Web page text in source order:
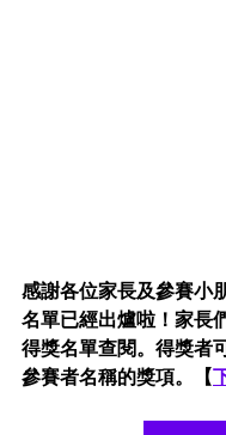
感謝各位家長及參賽小
名單已經出爐啦！家長
得獎名單查閱。得獎者
參賽者名稱的獎項。【